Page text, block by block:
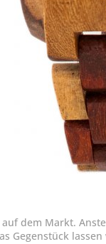
dem Markt.
Gegenstück